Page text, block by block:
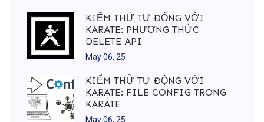
KIỂM THỬ TỰ ĐỘNG VỚI
KARATE: PHƯƠNG THỨC
DELETE API
May 06, 25
KIỂM THỬ TỰ ĐỘNG VỚI
KARATE: FILE CONFIG TRONG
KARATE
May 06, 25